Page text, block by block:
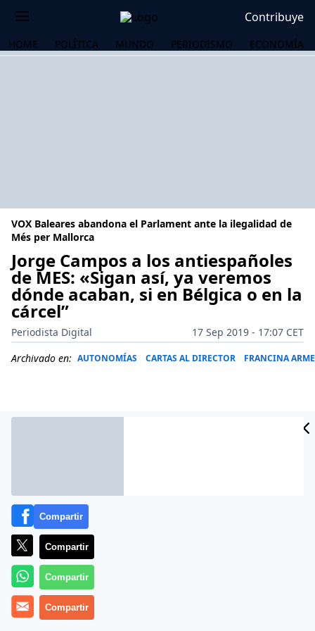
Contribuye
HOME POLÍTICA MUNDO PERIODISMO ECONOMÍA
VOX Baleares abandona el Parlament ante la ilegalidad de
Més per Mallorca
Jorge Campos a los antiespañoles
de MES: «Sigan así, ya veremos
dónde acaban, si en Bélgica o en la
cárcel”
Periodista Digital
17 Sep 2019 - 17:07 CET
Archivado en: AUTONOMÍAS CARTAS AL DIRECTOR FRANCINA
Más información
Compartir
Compartir
Compartir
Compartir